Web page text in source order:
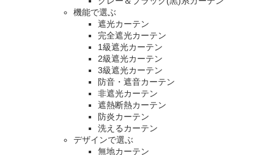
機能で選ぶ
遮光カーテン
完全遮光カーテン
1級遮光カーテン
2級遮光カーテン
3級遮光カーテン
防音・遮音カーテン
非遮光カーテン
遮熱断熱カーテン
防炎カーテン
洗えるカーテン
デザインで選ぶ
無地カーテン